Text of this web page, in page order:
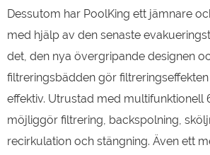
Dessutom har PoolKing ett jämnare
med hjälp av den senaste
det, den nya övergripande designen
filtreringsbädden gör
effektiv. Utrustad med multifunktionell
möjliggör filtrering, backspolning,
recirkulation och stängning. Även ett